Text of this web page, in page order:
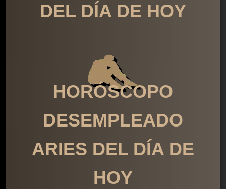
DEL DÍA DE HOY
HORÓSCOPO
DESEMPLEADO
ARIES DEL DÍA DE
HOY